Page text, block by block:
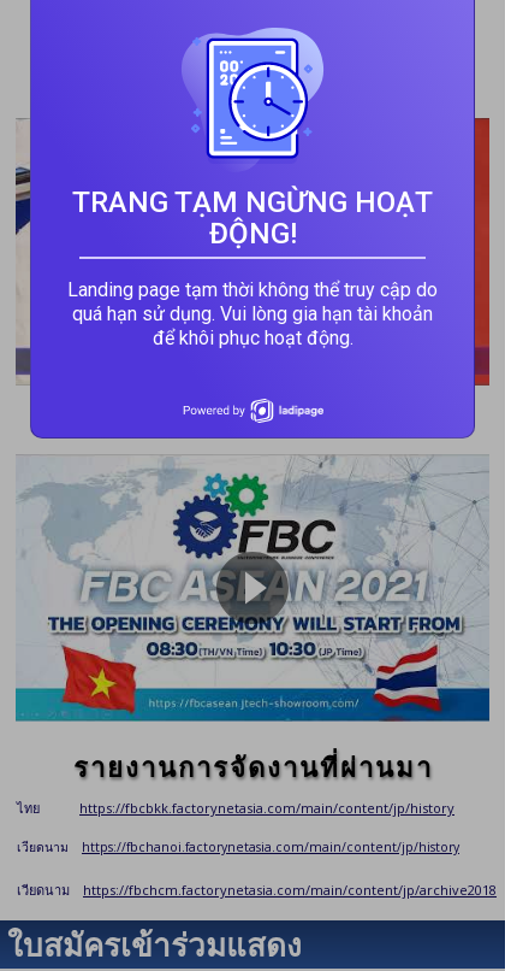
ไทย https://fbcbkk.factorynetasia.com/main/content/jp/history
วิดีโอ FBC HANOI 2020
วิดีโอ FBC ASEAN 2021
รายงานการจัดงานที่ผ่านมา
เวียดนาม https://fbchanoi.factorynetasia.com/main/content/jp/history
เวียดนาม https://fbchcm.factorynetasia.com/main/content/jp/archive2018
ใบสมัครเข้าร่วมแสดง
TRANG TẠM NGỪNG HOẠT
ĐỘNG!
Landing page tạm thời không thể truy cập do
quá hạn sử dụng. Vui lòng gia hạn tài khoản
để khôi phục hoạt động.